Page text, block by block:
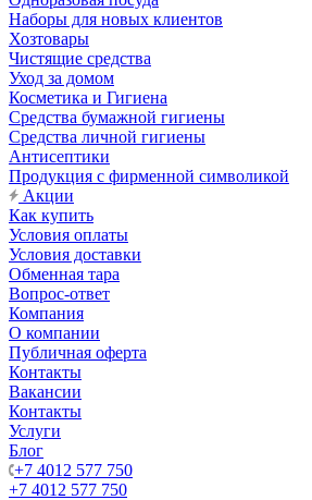
Наборы для новых клиентов
Хозтовары
Чистящие средства
Уход за домом
Косметика и Гигиена
Средства бумажной гигиены
Средства личной гигиены
Антисептики
Продукция с фирменной символикой
Акции
Как купить
Условия оплаты
Условия доставки
Обменная тара
Вопрос-ответ
Компания
О компании
Публичная оферта
Контакты
Вакансии
Контакты
Услуги
Блог
+7 4012 577 750
+7 4012 577 750